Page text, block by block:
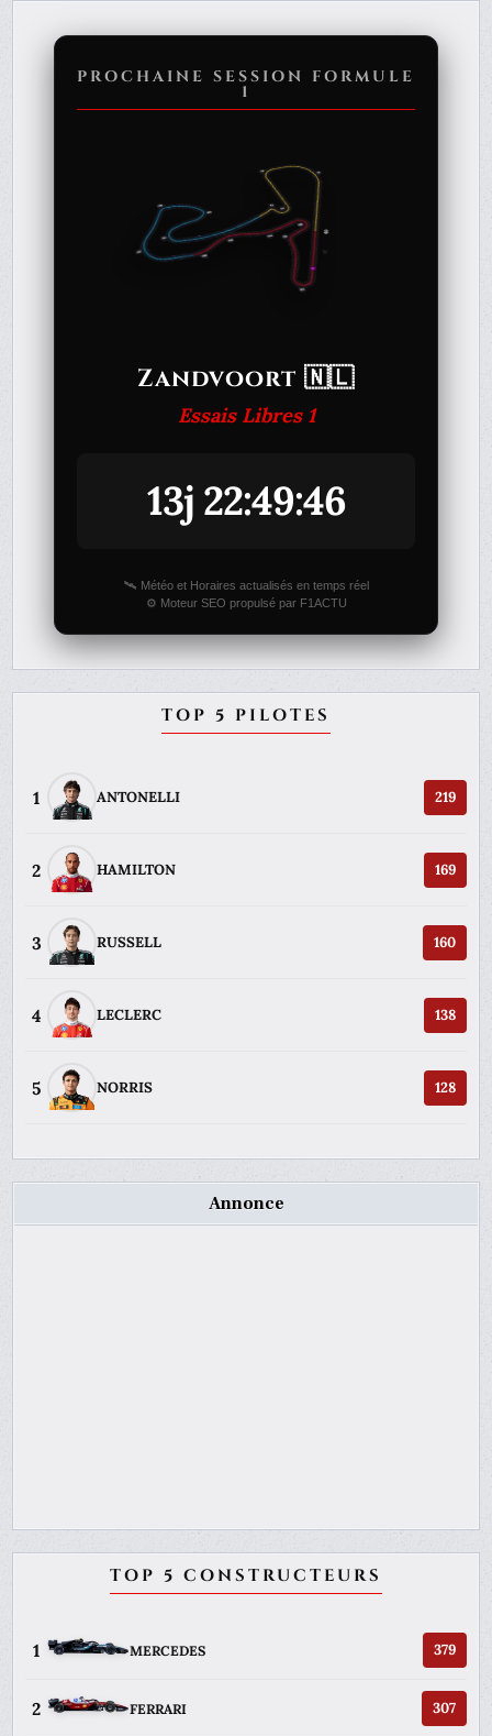
PROCHAINE SESSION FORMULE
1
Zandvoort 🇳🇱
Essais Libres 1
13j 22:49:46
🛰️ Météo et Horaires actualisés en temps réel
⚙️ Moteur SEO propulsé par F1ACTU
TOP 5 PILOTES
1 ANTONELLI 219
2 HAMILTON 169
3 RUSSELL 160
4 LECLERC 138
5 NORRIS 128
Annonce
TOP 5 CONSTRUCTEURS
1 MERCEDES 379
2 FERRARI 307